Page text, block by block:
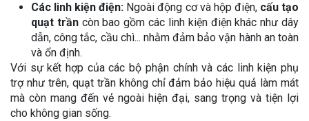
Các linh kiện điện: Ngoài động cơ và hộp điện, cấu tạo
quạt trầncòn bao gồm các linh kiện điện khác như dây
dẫn, công tắc, cầu chì... nhằm đảm bảo vận hành an toàn
và ổn định.
Với sự kết hợp của các bộ phận chính và các linh kiện phụ
trợ như trên, quạt trần không chỉ đảm bảo hiệu quả làm mát
mà còn mang đến vẻ ngoài hiện đại, sang trọng và tiện lợi
cho không gian sống.